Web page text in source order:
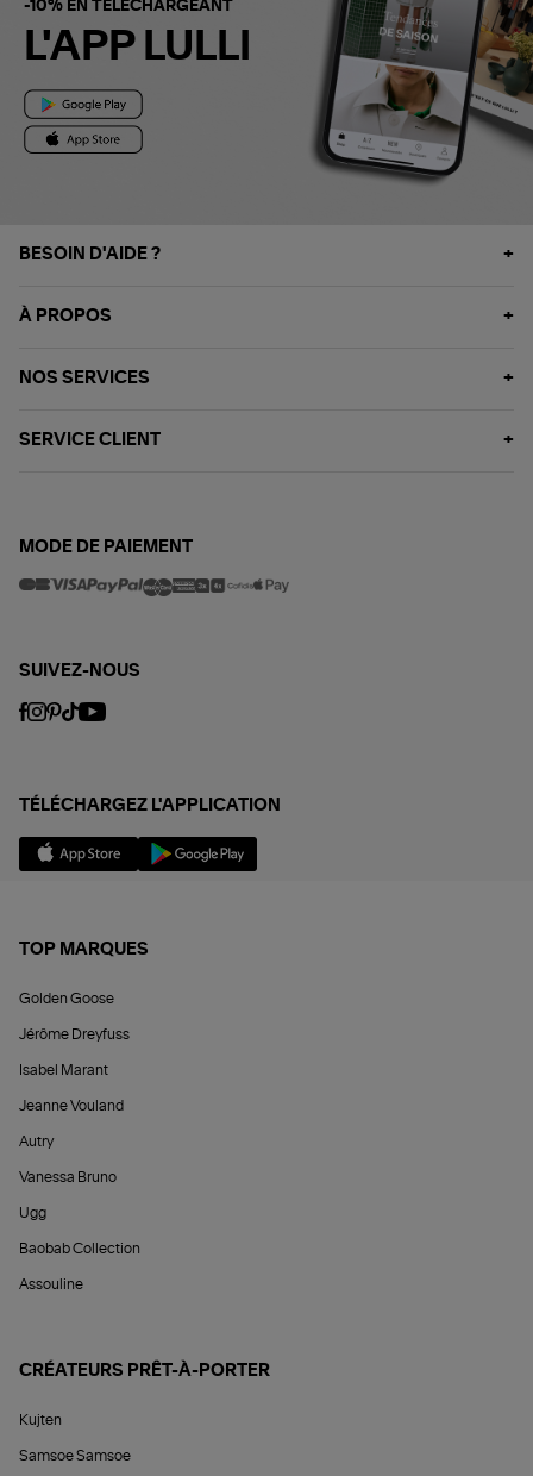
-10% EN TÉLÉCHARGEANT
L'APP LULLI
BESOIN D'AIDE ?
À PROPOS
NOS SERVICES
SERVICE CLIENT
MODE DE PAIEMENT
SUIVEZ-NOUS
TÉLÉCHARGEZ L'APPLICATION
TOP MARQUES
Golden Goose
Jérôme Dreyfuss
Isabel Marant
Jeanne Vouland
Autry
Vanessa Bruno
Ugg
Baobab Collection
Assouline
CRÉATEURS PRÊT-À-PORTER
Kujten
Samsoe Samsoe